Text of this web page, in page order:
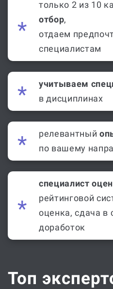
только 2 из 10
отбор,
отдаем
специалистам
учитываем
в дисциплинах
релевантный
по вашему
специалист
рейтинговой
оценка, сдача в
доработок
Топ